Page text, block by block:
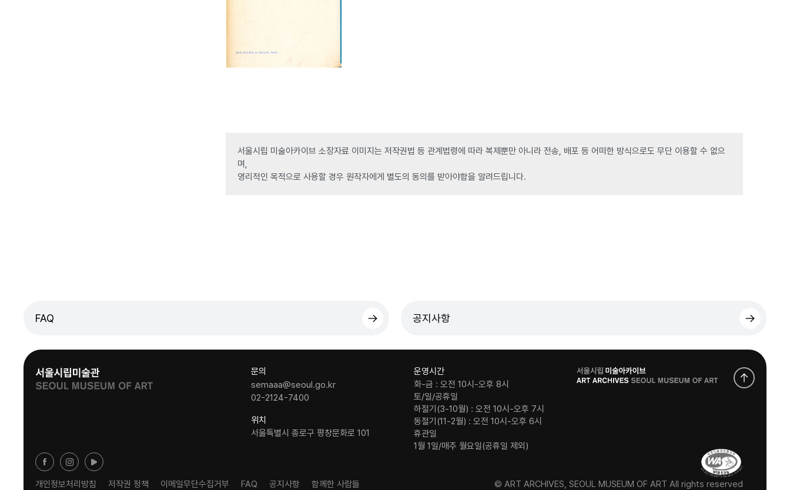
서울시립 미술아카이브 소장자료 이미지는 저작권법 등 관계법령에 따라 복제뿐만 아니라 전송, 배포 등 어떠한 방식으로도 무단 이용할 수 없으
며,
영리적인 목적으로 사용할 경우 원작자에게 별도의 동의를 받아야함을 알려드립니다.
FAQ 공지사항
문의
semaaa@seoul.go.kr
02-2124-7400
위치
서울특별시 종로구 평창문화로 101
운영시간
화-금 : 오전 10시-오후 8시
토/일/공휴일
하절기(3-10월) : 오전 10시-오후 7시
동절기(11-2월) : 오전 10시-오후 6시
휴관일
1월 1일/매주 월요일(공휴일 제외)
로
고
개인정보처리방침 저작권 정책 이메일무단수집거부 FAQ 공지사항 함께한 사람들 © ART ARCHIVES, SEOUL MUSEUM OF ART All rights reserved